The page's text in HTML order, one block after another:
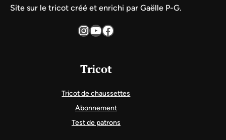
Site sur le tricot créé et enrichi par Gaëlle P-G.
InstagramYouTube Facebook
Tricot
Tricot de chaussettes
Abonnement
Test de patrons